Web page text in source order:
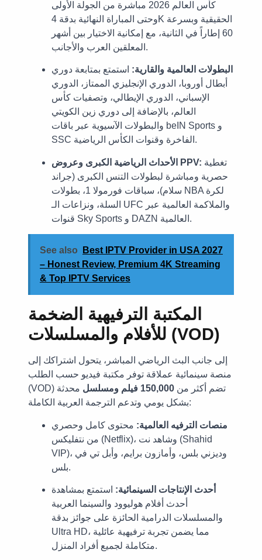
كأس العالم 2026 مباشرة من الجولة الأولى
وحتى المباراة النهائية بدقة 4K الحقيقية وبسرعة
60 إطاراً في الثانية، مع إمكانية الاختيار بين أشهر
المعلقين العرب والأجانب.
البطولات العالمية والقارية: استمتع بمتابعة دوري
أبطال أوروبا، الدوري الإنجليزي الممتاز، الدوري
الإسباني، الدوري الإيطالي، وتصفيات كأس
العالم، بالإضافة إلى دوري زين الكويتي
والبطولات الآسيوية عبر باقات beIN Sports و
SSC الفاخرة وقنوات الكأس الرياضية.
الأحداث الرياضية الكبرى وعروض PPV:
حصرية ومباشرة لبطولات التنس الكبرى (جراند
سلام)، سباقات فورمولا 1، بطولات NBA لكرة
السلة، ونزاعات الـ UFC والملاكمة العالمية عبر
قنوات Sky Sports و DAZN العالمية.
See also
Best IPTV Provider in USA 2027
– Honest Review, Premium 4K Streaming
& Top IPTV Services
المكتبة الترفيهية الضخمة
للأفلام والمسلسلات (VOD)
إلى جانب البث الرياضي المباشر، يتحول اشتراكك إلى
منصة سينمائية عملاقة توفر مكتبة فيديو حسب الطلب
(VOD) تضم أكثر من 150,000 فيلم ومسلسل
محدثة
بشكل يومي وتدعم الترجمة العربية الكاملة:
منصات الترفيه العالمية: محتوى كامل وحصري
من نتفليكس (Netflix)، وشاهد نت (Shahid
VIP)، وديزني بلس، وأمازون برايم، وأبل تي في
بلس.
أحدث الإنتاجات السينمائية: استمتع بمشاهدة
أحدث أفلام هوليوود والسينما العربية
والمسلسلات الدرامية الحائزة على جوائز بدقة
Ultra HD، مما يضمن تجربة ترفيهية عائلية
متكاملة لجميع أفراد المنزل.